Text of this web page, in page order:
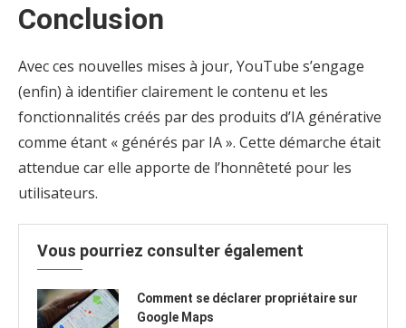
Conclusion
Avec ces nouvelles mises à jour, YouTube s’engage
(enfin) à identifier clairement le contenu et les
fonctionnalités créés par des produits d’IA générative
comme étant « générés par IA ». Cette démarche était
attendue car elle apporte de l’honnêteté pour les
utilisateurs.
Vous pourriez consulter également
Comment se déclarer propriétaire sur
Google Maps